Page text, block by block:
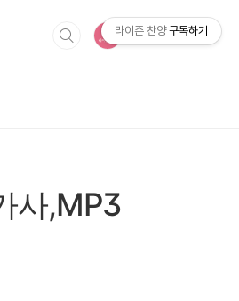
사,MP3
라이즌 찬양 구독하기